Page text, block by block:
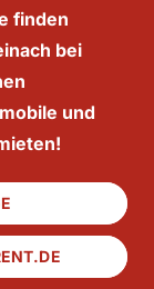
finden
bei
und